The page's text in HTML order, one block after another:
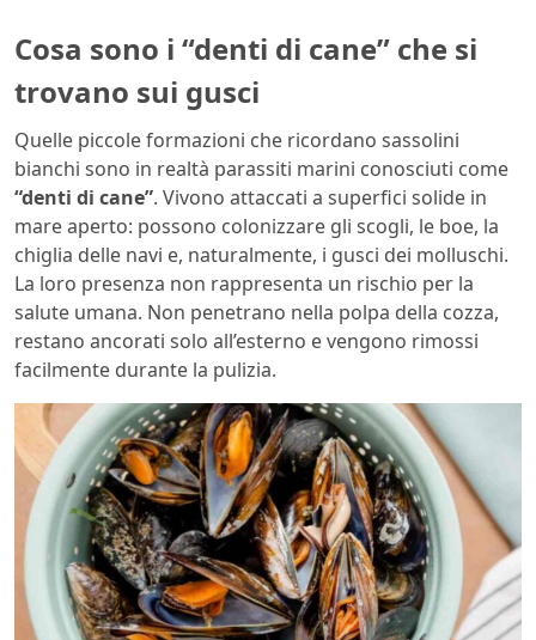
Cosa sono i “denti di cane” che si
trovano sui gusci
Quelle piccole formazioni che ricordano sassolini
bianchi sono in realtà parassiti marini conosciuti come
“denti di cane”. Vivono attaccati a superfici solide in
mare aperto: possono colonizzare gli scogli, le boe, la
chiglia delle navi e, naturalmente, i gusci dei molluschi.
La loro presenza non rappresenta un rischio per la
salute umana. Non penetrano nella polpa della cozza,
restano ancorati solo all’esterno e vengono rimossi
facilmente durante la pulizia.